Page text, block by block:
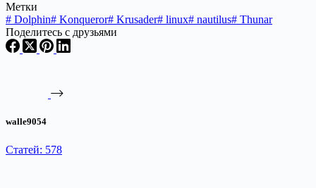
Метки
# Dolphin# Konqueror# Krusader# linux# nautilus# Thunar
Поделитесь с друзьями
walle9054
Статей: 578